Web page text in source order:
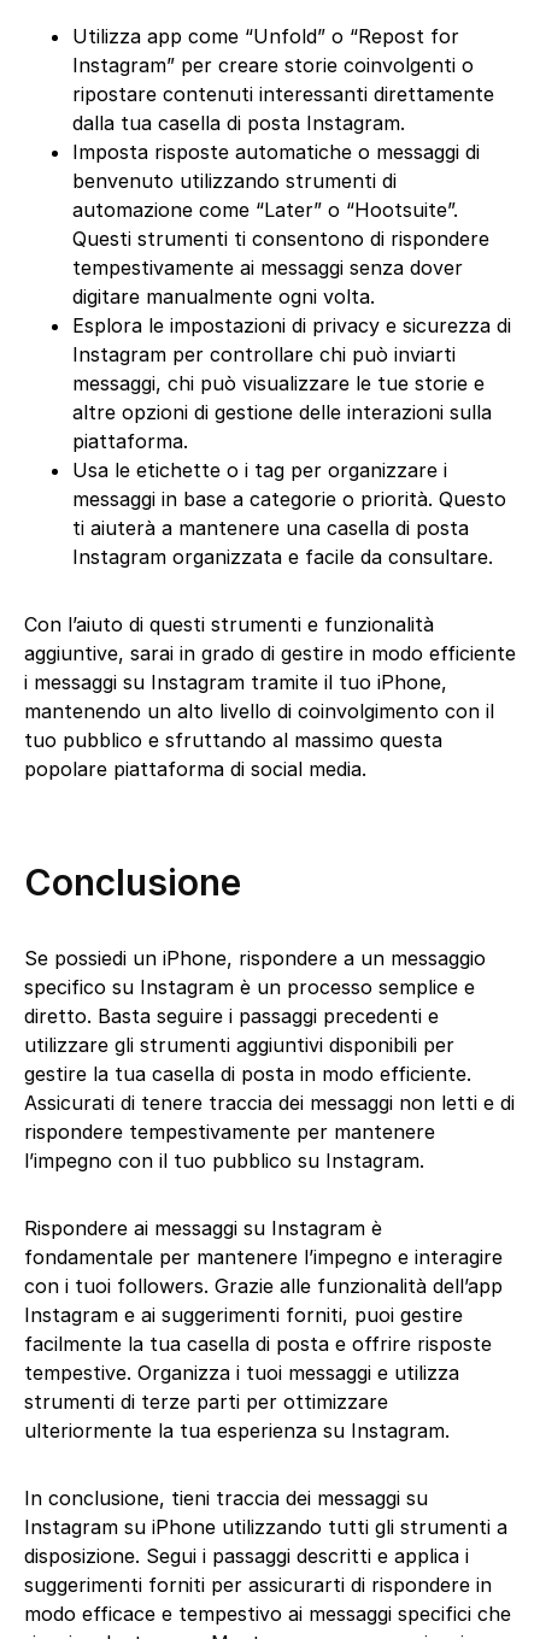
Utilizza app come “Unfold” o “Repost for
Instagram” per creare storie coinvolgenti o
ripostare contenuti interessanti direttamente
dalla tua casella di posta Instagram.
Imposta risposte automatiche o messaggi di
benvenuto utilizzando strumenti di
automazione come “Later” o “Hootsuite”.
Questi strumenti ti consentono di rispondere
tempestivamente ai messaggi senza dover
digitare manualmente ogni volta.
Esplora le impostazioni di privacy e sicurezza di
Instagram per controllare chi può inviarti
messaggi, chi può visualizzare le tue storie e
altre opzioni di gestione delle interazioni sulla
piattaforma.
Usa le etichette o i tag per organizzare i
messaggi in base a categorie o priorità. Questo
ti aiuterà a mantenere una casella di posta
Instagram organizzata e facile da consultare.
Con l’aiuto di questi strumenti e funzionalità
aggiuntive, sarai in grado di gestire in modo efficiente
i messaggi su Instagram tramite il tuo iPhone,
mantenendo un alto livello di coinvolgimento con il
tuo pubblico e sfruttando al massimo questa
popolare piattaforma di social media.
Conclusione
Se possiedi un iPhone, rispondere a un messaggio
specifico su Instagram è un processo semplice e
diretto. Basta seguire i passaggi precedenti e
utilizzare gli strumenti aggiuntivi disponibili per
gestire la tua casella di posta in modo efficiente.
Assicurati di tenere traccia dei messaggi non letti e di
rispondere tempestivamente per mantenere
l’impegno con il tuo pubblico su Instagram.
Rispondere ai messaggi su Instagram è
fondamentale per mantenere l’impegno e interagire
con i tuoi followers. Grazie alle funzionalità dell’app
Instagram e ai suggerimenti forniti, puoi gestire
facilmente la tua casella di posta e offrire risposte
tempestive. Organizza i tuoi messaggi e utilizza
strumenti di terze parti per ottimizzare
ulteriormente la tua esperienza su Instagram.
In conclusione, tieni traccia dei messaggi su
Instagram su iPhone utilizzando tutti gli strumenti a
disposizione. Segui i passaggi descritti e applica i
suggerimenti forniti per assicurarti di rispondere in
modo efficace e tempestivo ai messaggi specifici che